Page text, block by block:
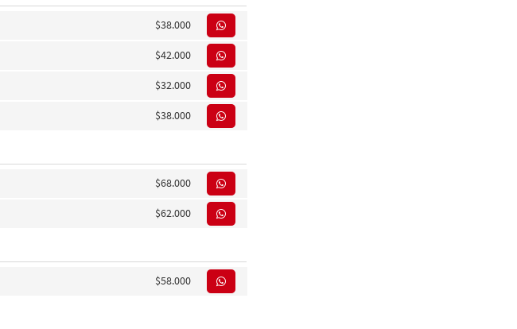
$38.000
$42.000
$32.000
$38.000
$68.000
$62.000
$58.000